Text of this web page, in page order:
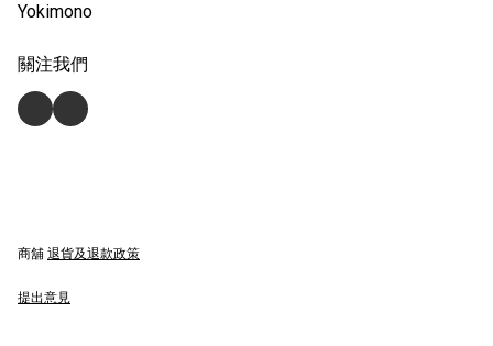
Yokimono
關注我們
商舖 退貨及退款政策
提出意見